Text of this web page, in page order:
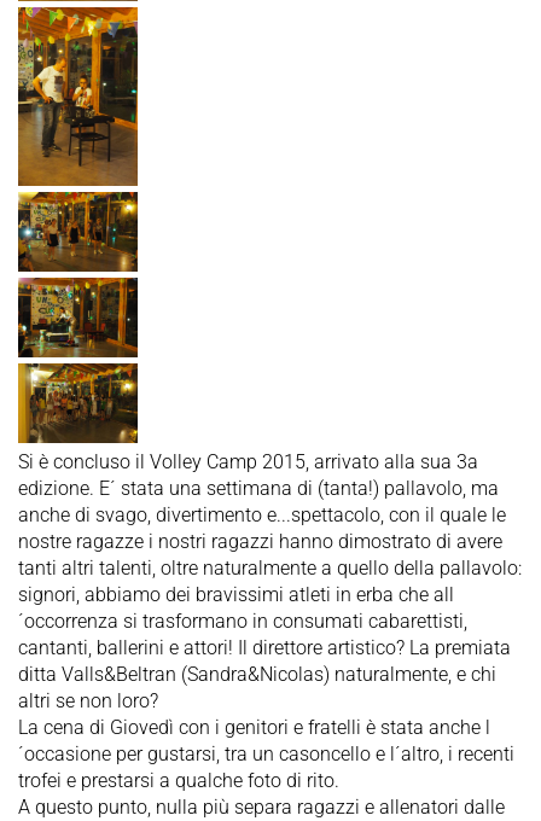
Si è concluso il Volley Camp 2015, arrivato alla sua 3a
edizione. E´ stata una settimana di (tanta!) pallavolo, ma
anche di svago, divertimento e...spettacolo, con il quale le
nostre ragazze i nostri ragazzi hanno dimostrato di avere
tanti altri talenti, oltre naturalmente a quello della pallavolo:
signori, abbiamo dei bravissimi atleti in erba che all
´occorrenza si trasformano in consumati cabarettisti,
cantanti, ballerini e attori! Il direttore artistico? La premiata
ditta Valls&Beltran (Sandra&Nicolas) naturalmente, e chi
altri se non loro?
La cena di Giovedì con i genitori e fratelli è stata anche l
´occasione per gustarsi, tra un casoncello e l´altro, i recenti
trofei e prestarsi a qualche foto di rito.
A questo punto, nulla più separa ragazzi e allenatori dalle